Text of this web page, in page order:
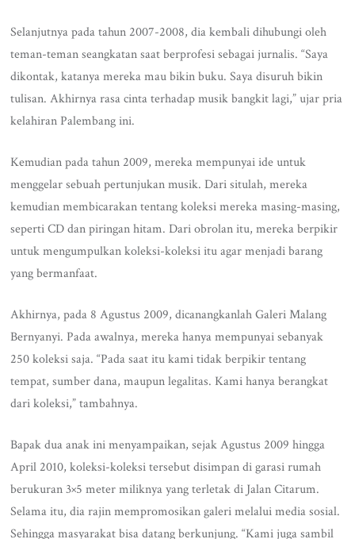
Selanjutnya pada tahun 2007-2008, dia kembali dihubungi oleh
teman-teman seangkatan saat berprofesi sebagai jurnalis. “Saya
dikontak, katanya mereka mau bikin buku. Saya disuruh bikin
tulisan. Akhirnya rasa cinta terhadap musik bangkit lagi,” ujar pria
kelahiran Palembang ini.
Kemudian pada tahun 2009, mereka mempunyai ide untuk
menggelar sebuah pertunjukan musik. Dari situlah, mereka
kemudian membicarakan tentang koleksi mereka masing-masing,
seperti CD dan piringan hitam. Dari obrolan itu, mereka berpikir
untuk mengumpulkan koleksi-koleksi itu agar menjadi barang
yang bermanfaat.
Akhirnya, pada 8 Agustus 2009, dicanangkanlah Galeri Malang
Bernyanyi. Pada awalnya, mereka hanya mempunyai sebanyak
250 koleksi saja. “Pada saat itu kami tidak berpikir tentang
tempat, sumber dana, maupun legalitas. Kami hanya berangkat
dari koleksi,” tambahnya.
Bapak dua anak ini menyampaikan, sejak Agustus 2009 hingga
April 2010, koleksi-koleksi tersebut disimpan di garasi rumah
berukuran 3×5 meter miliknya yang terletak di Jalan Citarum.
Selama itu, dia rajin mempromosikan galeri melalui media sosial.
Sehingga masyarakat bisa datang berkunjung. “Kami juga sambil